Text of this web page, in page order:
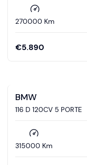
270000 Km
€5.890
BMW
116 D 120CV 5 PORTE
315000 Km